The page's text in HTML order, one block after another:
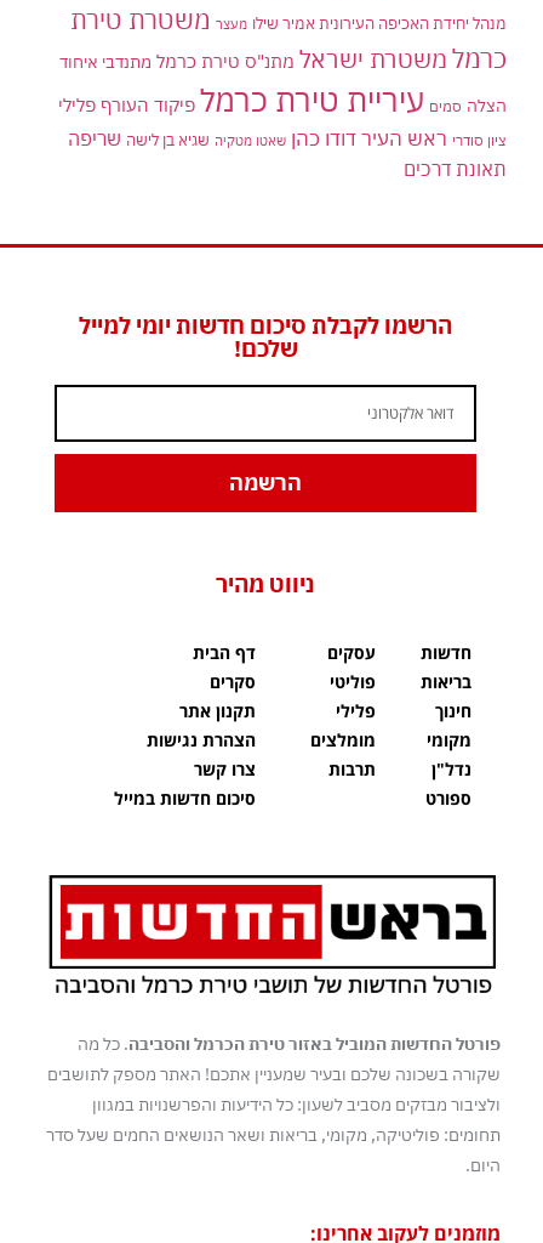
מנהל יחידת האכיפה העירונית אמיר שילו מעצר משטרת טירת
כרמלמשטרת ישראל מתנ"ס טירת כרמל מתנדבי איחוד
הצלה סמים עיריית טירת כרמל פיקוד העורף פלילי
ציון סודרי ראש העיר דודו כהן שאטו מטקיה שגיא בן לישה שריפה
תאונת דרכים
הרשמו לקבלת סיכום חדשות יומי למייל
שלכם!
הרשמה
ניווט מהיר
חדשות
בריאות
חינוך
מקומי
נדל"ן
ספורט
עסקים
פוליטי
פלילי
מומלצים
תרבות
דף הבית
סקרים
תקנון אתר
הצהרת נגישות
צרו קשר
סיכום חדשות במייל
פורטל החדשות המוביל באזור טירת הכרמל והסביבה. כל מה
שקורה בשכונה שלכם ובעיר שמעניין אתכם! האתר מספק לתושבים
ולציבור מבזקים מסביב לשעון: כל הידיעות והפרשנויות במגוון
תחומים: פוליטיקה, מקומי, בריאות ושאר הנושאים החמים שעל סדר
היום.
מוזמנים לעקוב אחרינו: